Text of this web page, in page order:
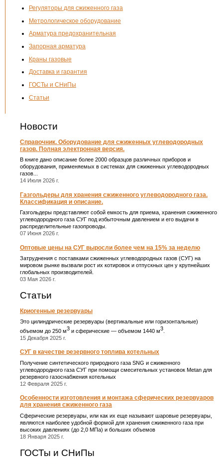
Регуляторы для сжиженного газа
Метрологическое оборудование
Арматура предохранительная
Запорная арматура
Краны газовые
Доставка и гарантия
ГОСТы и СНиПы
Статьи
Новости
Справочник. Оборудование для сжиженных углеводородных
газов. Полная электронная версия.
В книге дано описание более 2000 образцов различных приборов и
оборудования, применяемых в системах для сжиженных углеводородных
газов...
14 Июля 2026 г.
Газгольдеры для хранения сжиженного углеводородного газа.
Классификация и описание.
Газгольдеры представляют собой емкость для приема, хранения сжиженного
углеводородного газа СУГ под избыточным давлением и его выдачи в
распределительные газопроводы.
07 Июня 2026 г.
Оптовые цены на СУГ выросли более чем на 15% за неделю
Затруднения с поставками сжиженных углеводородных газов (СУГ) на
мировом рынке вызвали рост их котировок и отпускных цен у крупнейших
глобальных производителей.
03 Мая 2026 г.
Статьи
Криогенные резервуары
Это цилиндрические резервуары (вертикальные или горизонтальные)
объемом до 250 м3 и сферические ― объемом 1440 м3
15 Декабря 2025 г.
СУГ в качестве резервного топлива котельных
Получение синтетического природного газа SNG и сжиженного
углеводородного газа СУГ при помощи смесительных установок Metan для
резервного газоснабжения котельных
12 Февраля 2025 г.
Особенности изготовления и монтажа сферических резервуаров
для хранения сжиженного газа
Сферические резервуары, или как их еще называют шаровые резервуары,
являются наиболее удобной формой для хранения сжиженного газа при
высоких давлениях (до 2,0 МПа) и больших объемов
18 Января 2025 г.
ГОСТы и СНиПы